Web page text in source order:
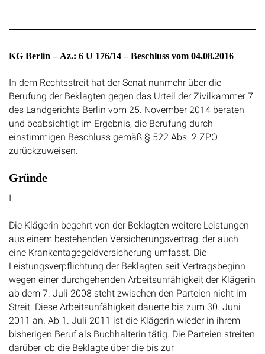
KG Berlin – Az.: 6 U 176/14 – Beschluss vom 04.08.2016
In dem Rechtsstreit hat der Senat nunmehr über die
Berufung der Beklagten gegen das Urteil der Zivilkammer 7
des Landgerichts Berlin vom 25. November 2014 beraten
und beabsichtigt im Ergebnis, die Berufung durch
einstimmigen Beschluss gemäß § 522 Abs. 2 ZPO
zurückzuweisen.
Gründe
I.
Die Klägerin begehrt von der Beklagten weitere Leistungen
aus einem bestehenden Versicherungsvertrag, der auch
eine Krankentagegeldversicherung umfasst. Die
Leistungsverpflichtung der Beklagten seit Vertragsbeginn
wegen einer durchgehenden Arbeitsunfähigkeit der Klägerin
ab dem 7. Juli 2008 steht zwischen den Parteien nicht im
Streit. Diese Arbeitsunfähigkeit dauerte bis zum 30. Juni
2011 an. Ab 1. Juli 2011 ist die Klägerin wieder in ihrem
bisherigen Beruf als Buchhalterin tätig. Die Parteien streiten
darüber, ob die Beklagte über die bis zur